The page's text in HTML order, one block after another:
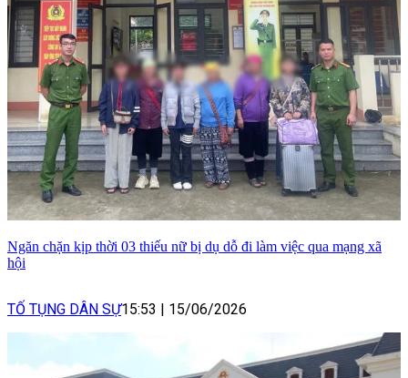
Ngăn chặn kịp thời 03 thiếu nữ bị dụ dỗ đi làm việc qua mạng xã
hội
TỐ TỤNG DÂN SỰ15:53 15/06/2026